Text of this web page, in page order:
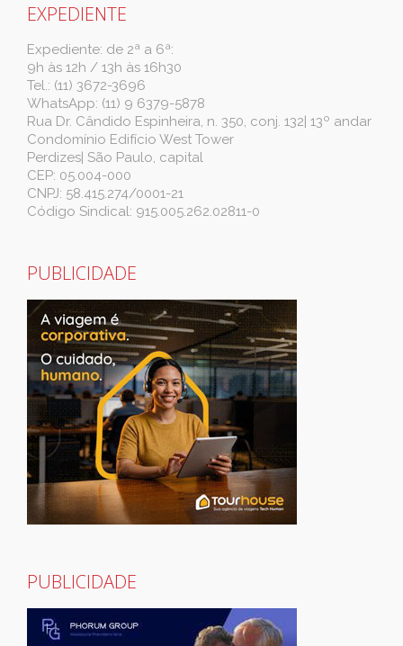
EXPEDIENTE
Expediente: de 2ª a 6ª:
9h às 12h / 13h às 16h30
Tel.: (11) 3672-3696
WhatsApp: (11) 9 6379-5878
Rua Dr. Cândido Espinheira, n. 350, conj. 132| 13º andar
Condomínio Edifício West Tower
Perdizes| São Paulo, capital
CEP: 05.004-000
CNPJ: 58.415.274/0001-21
Código Sindical: 915.005.262.02811-0
PUBLICIDADE
PUBLICIDADE